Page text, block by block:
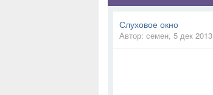
Слуховое окно
Автор: семен, 5 дек 2013